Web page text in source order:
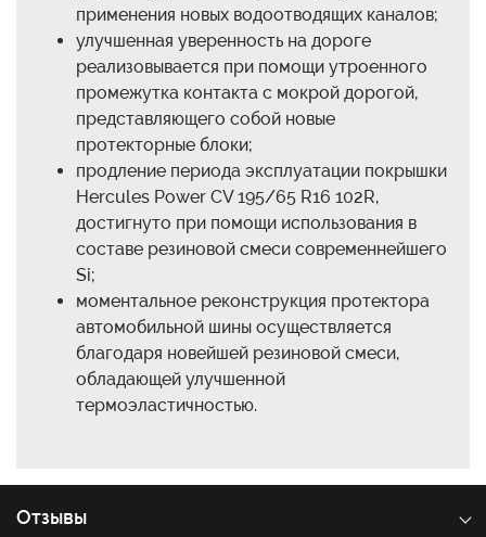
применения новых водоотводящих каналов;
улучшенная уверенность на дороге
реализовывается при помощи утроенного
промежутка контакта с мокрой дорогой,
представляющего собой новые
протекторные блоки;
продление периода эксплуатации покрышки
Hercules Power CV 195/65 R16 102R,
достигнуто при помощи использования в
составе резиновой смеси современнейшего
Si;
моментальное реконструкция протектора
автомобильной шины осуществляется
благодаря новейшей резиновой смеси,
обладающей улучшенной
термоэластичностью.
Отзывы